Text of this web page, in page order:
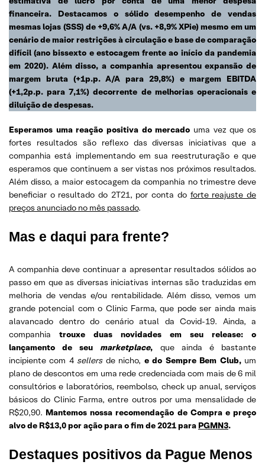
financeira. Destacamos o sólido desempenho de vendas
mesmas lojas (SSS) de +9,6% A/A (vs. +8,9% XPie) mesmo em um
cenário de maior restrições à circulação e base de comparação
difícil (ano bissexto e estocagem frente ao início da pandemia
em 2020). Além disso, a companhia apresentou expansão de
margem bruta (+1p.p. A/A para 29,8%) e margem EBITDA
(+1,2p.p. para 7,1%) decorrente de melhorias operacionais e
diluição de despesas.
Esperamos uma reação positiva do mercado uma vez que os
fortes resultados são reflexo das diversas iniciativas que a
companhia está implementando em sua reestruturação e que
esperamos que continuem a ser vistas nos próximos resultados.
Além disso, a maior estocagem da companhia no trimestre deve
beneficiar o resultado do 2T21, por conta do forte reajuste de
preços anunciado no mês passado.
Mas e daqui para frente?
A companhia deve continuar a apresentar resultados sólidos ao
passo em que as diversas iniciativas internas são traduzidas em
melhoria de vendas e/ou rentabilidade. Além disso, vemos um
grande potencial com o Clinic Farma, que pode ser ainda mais
alavancado dentro do cenário atual da Covid-19. Ainda, a
companhia trouxe duas novidades em seu release: o
lançamento de seu marketplace, que ainda é bastante
incipiente com 4 sellersde nicho, e do Sempre Bem Club,um
plano de descontos em uma rede credenciada com mais de 6 mil
consultórios e laboratórios, reembolso, check up anual, serviços
básicos do Clinic Farma, entre outros por uma mensalidade de
R$20,90. Mantemos nossa recomendação de Compra e preço
alvo de R$13,0 por ação para o fim de 2021 para PGMN3.
Destaques positivos da Pague Menos